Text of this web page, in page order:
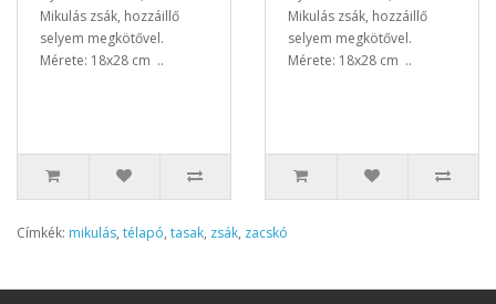
Mikulás zsák, hozzáillő
selyem megkötővel.
Mérete: 18x28 cm ..
Mikulás zsák, hozzáillő
selyem megkötővel.
Mérete: 18x28 cm ..
Címkék: mikulás, télapó, tasak, zsák, zacskó